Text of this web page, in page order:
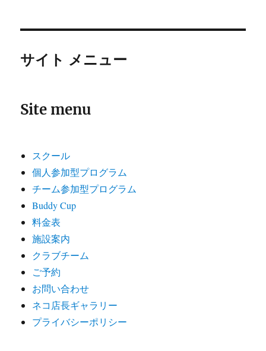
サイト メニュー
Site menu
スクール
個人参加型プログラム
チーム参加型プログラム
Buddy Cup
料金表
施設案内
クラブチーム
ご予約
お問い合わせ
ネコ店長ギャラリー
プライバシーポリシー